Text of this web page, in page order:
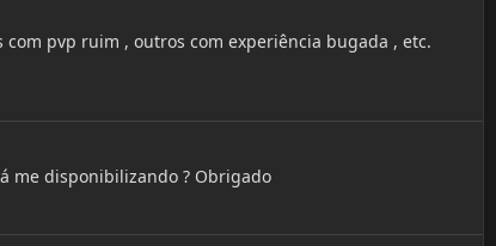
pvp ruim , outros com experiência bugada , etc.
me disponibilizando ? Obrigado